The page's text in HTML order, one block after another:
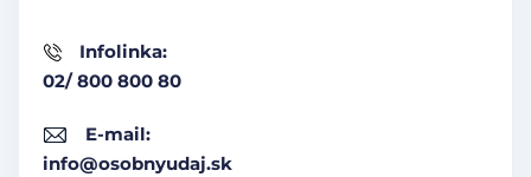
Infolinka:
02/ 800 800 80
E-mail:
info@osobnyudaj.sk